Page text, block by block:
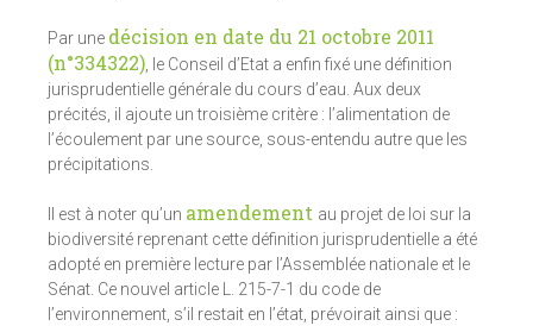
Par une décision en date du 21 octobre 2011
(n°334322) , le Conseil d’Etat a enfin fixé une définition
jurisprudentielle générale du cours d’eau. Aux deux
précités, il ajoute un troisième critère : l’alimentation de
l’écoulement par une source, sous-entendu autre que les
précipitations.
Il est à noter qu’un amendement au projet de loi sur la
biodiversité reprenant cette définition jurisprudentielle a été
adopté en première lecture par l’Assemblée nationale et le
Sénat. Ce nouvel article L. 215-7-1 du code de
l’environnement, s’il restait en l’état, prévoirait ainsi que :